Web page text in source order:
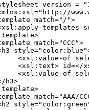
version =
match="/">
templates
match="CCC">
<xsl:value-of
<xsl:text> id=</
<xsl:value-of
h3>
match="AAA/